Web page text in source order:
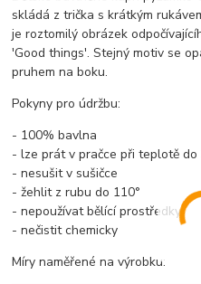
skládá z trička s krátkým
je roztomilý obrázek
'Good things'. Stejný motiv se
pruhem na boku.
Pokyny pro údržbu:
- 100% bavlna
- lze prát v pračce při teplotě do
- nesušit v sušičce
- žehlit z rubu do 110°
- nepoužívat bělící prostředky
- nečistit chemicky
Míry naměřené na výrobku: